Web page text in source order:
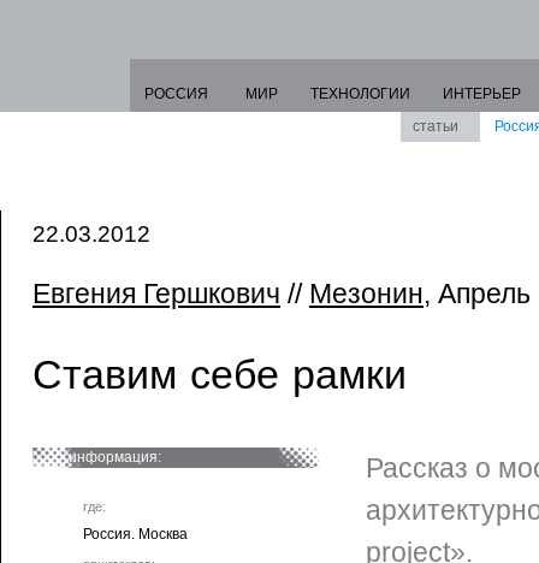
РОССИЯ МИР ТЕХНОЛОГИИ
ИНТЕРЬЕР
статьи
22.03.2012
Евгения Гершкович // Мезонин, Апрель
Ставим себе рамки
информация:
где:
Россия. Москва
Рассказ о
project».